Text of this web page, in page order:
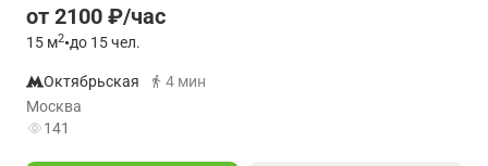
от 2100 ₽/час
15 м2•до 15 чел.
Октябрьская
4 мин
Москва
141